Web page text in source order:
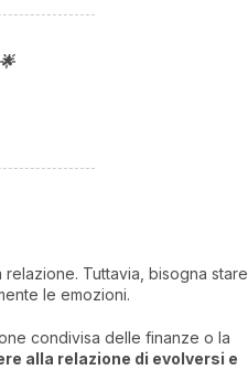
Tuttavia, bisogna stare
le emozioni.
condivisa delle finanze o la
alla relazione di evolversi e